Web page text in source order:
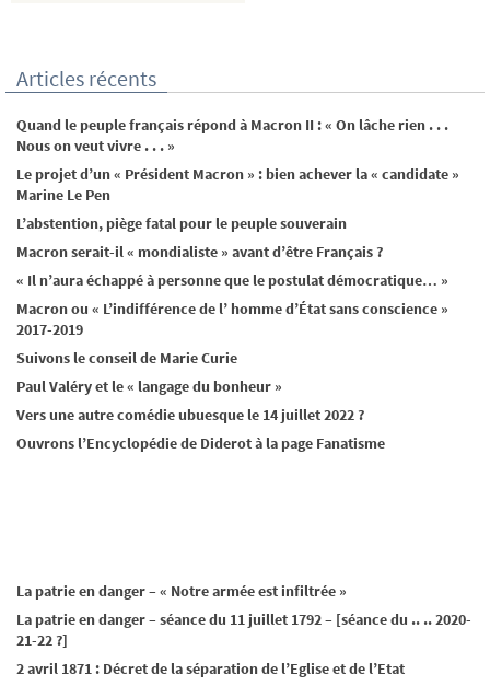
Articles récents
Quand le peuple français répond à Macron II : « On lâche rien . . .
Nous on veut vivre . . . »
Le projet d’un « Président Macron » : bien achever la « candidate »
Marine Le Pen
L’abstention, piège fatal pour le peuple souverain
Macron serait-il « mondialiste » avant d’être Français ?
« Il n’aura échappé à personne que le postulat démocratique… »
Macron ou « L’indifférence de l’ homme d’État sans conscience »
2017-2019
Suivons le conseil de Marie Curie
Paul Valéry et le « langage du bonheur »
Vers une autre comédie ubuesque le 14 juillet 2022 ?
Ouvrons l’Encyclopédie de Diderot à la page Fanatisme
La patrie en danger – « Notre armée est infiltrée »
La patrie en danger – séance du 11 juillet 1792 – [séance du .. .. 2020-
21-22 ?]
2 avril 1871 : Décret de la séparation de l’Eglise et de l’Etat